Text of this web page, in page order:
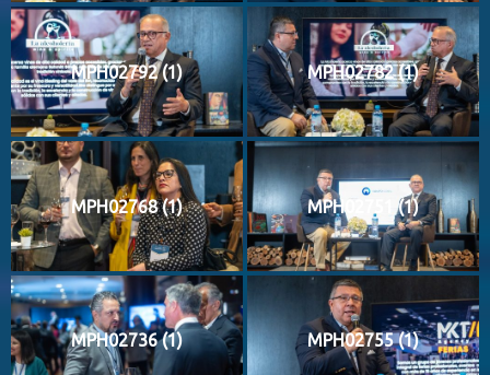
MPH02792 (1) MPH02782 (1)
MPH02768 (1) MPH02751 (1)
MPH02736 (1) MPH02755 (1)